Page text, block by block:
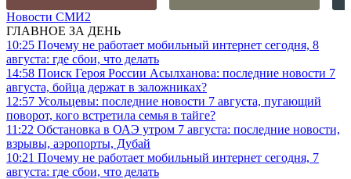
Новости СМИ2
ГЛАВНОЕ ЗА ДЕНЬ
10:25 Почему не работает мобильный интернет сегодня, 8
августа: где сбои, что делать
14:58 Поиск Героя России Асылханова: последние новости 7
августа, бойца держат в заложниках?
12:57 Усольцевы: последние новости 7 августа, пугающий
поворот, кого встретила семья в тайге?
11:22 Обстановка в ОАЭ утром 7 августа: последние новости,
взрывы, аэропорты, Дубай
10:21 Почему не работает мобильный интернет сегодня, 7
августа: где сбои, что делать